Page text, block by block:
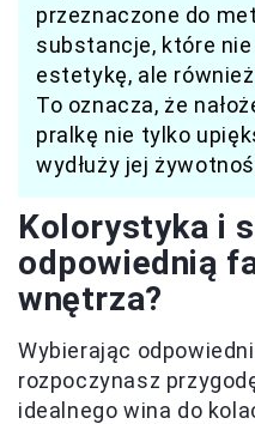
przeznaczone do
substancje, które
estetykę, ale
To oznacza, że
pralkę nie tylko
wydłuży jej
Kolorystyka i
odpowiednią
wnętrza?
Wybierając
rozpoczynasz
idealnego wina do